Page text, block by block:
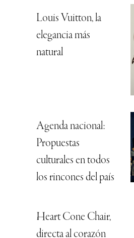
Louis Vuitton, la
elegancia más
natural
Agenda nacional:
Propuestas
culturales en todos
los rincones del país
Heart Cone Chair,
directa al corazón